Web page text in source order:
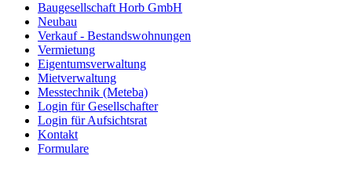
Baugesellschaft Horb GmbH
Neubau
Verkauf - Bestandswohnungen
Vermietung
Eigentumsverwaltung
Mietverwaltung
Messtechnik (Meteba)
Login für Gesellschafter
Login für Aufsichtsrat
Kontakt
Formulare